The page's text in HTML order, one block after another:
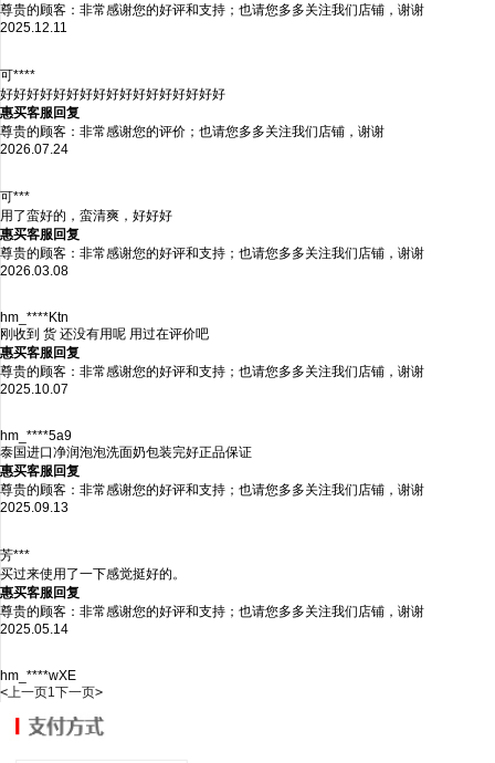
尊贵的顾客：非常感谢您的好评和支持；也请您多多关注我们店铺，谢谢
2025.12.11
可****
好好好好好好好好好好好好好好好好好
惠买客服回复
尊贵的顾客：非常感谢您的评价；也请您多多关注我们店铺，谢谢
2026.07.24
可***
用了蛮好的，蛮清爽，好好好
惠买客服回复
尊贵的顾客：非常感谢您的好评和支持；也请您多多关注我们店铺，谢谢
2026.03.08
hm_****Ktn
刚收到 货 还没有用呢 用过在评价吧
惠买客服回复
尊贵的顾客：非常感谢您的好评和支持；也请您多多关注我们店铺，谢谢
2025.10.07
hm_****5a9
泰国进口净润泡泡洗面奶包装完好正品保证
惠买客服回复
尊贵的顾客：非常感谢您的好评和支持；也请您多多关注我们店铺，谢谢
2025.09.13
芳***
买过来使用了一下感觉挺好的。
惠买客服回复
尊贵的顾客：非常感谢您的好评和支持；也请您多多关注我们店铺，谢谢
2025.05.14
hm_****wXE
<上一页1下一页>